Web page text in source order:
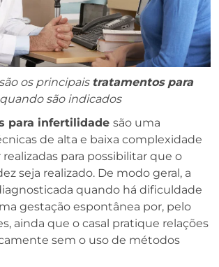
os principais tratamentos para
são indicados
para infertilidade são uma
de alta e baixa complexidade
para possibilitar que o
seja realizado. De modo geral, a
quando há dificuldade
gestação espontânea por, pelo
ainda que o casal pratique relações
sem o uso de métodos